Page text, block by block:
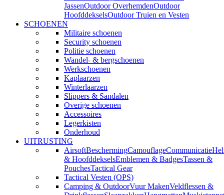
JassenOutdoor OverhemdenOutdoor
HoofddekselsOutdoor Truien en Vesten
SCHOENEN
Militaire schoenen
Security schoenen
Politie schoenen
Wandel- & bergschoenen
Werkschoenen
Kaplaarzen
Winterlaarzen
Slippers & Sandalen
Overige schoenen
Accessoires
Legerkisten
Onderhoud
UITRUSTING
AirsoftBeschermingCamouflageCommunicatie
& HoofddekselsEmblemen & BadgesTassen &
PouchesTactical Gear
Tactical Vesten (OPS)
Camping & OutdoorVuur MakenVeldflessen &